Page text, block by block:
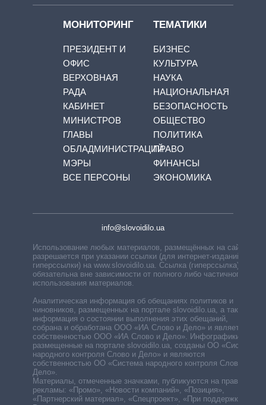
МОНИТОРИНГ
ПРЕЗИДЕНТ И
ОФИС
ВЕРХОВНАЯ
РАДА
КАБИНЕТ
МИНИСТРОВ
ГЛАВЫ
ОБЛАДМИНИСТРАЦИЙ
МЭРЫ
ВСЕ ПЕРСОНЫ
ТЕМАТИКИ
БИЗНЕС
КУЛЬТУРА
НАУКА
НАЦИОНАЛЬНАЯ
БЕЗОПАСНОСТЬ
ОБЩЕСТВО
ПОЛИТИКА
ПРАВО
ФИНАНСЫ
ЭКОНОМИКА
info@slovoidilo.ua
Использование любых материалов, размещённых на сайте,
разрешается при указании ссылки (для интернет-изданий —
гиперссылки) на www.slovoidilo.ua. Ссылка (гиперссылка)
обязательна вне зависимости от полного либо частичного
использования материалов.
Аналитическая информация об обещаниях политиков и
чиновников, размещенных на портале slovoidilo.ua, а также
информация о состоянии выполнения этих обещаний,
собрана и обработана ООО «ИА Слово и Дело» и является
собственностью ООО «ИА Слово и Дело». Инфографики,
размещенные на портале slovoidilo.ua, созданы ОО «Система
народного контроля Слово и Дело» и являются
собственностью ОО «Система народного контроля Слово и
Дело».
Материалы, отмеченные значками, публикуются на правах
рекламы: «Промо», «Новости компаний», «Позиция»,
«Партнерский материал», «Спецпроект», «При поддержке».